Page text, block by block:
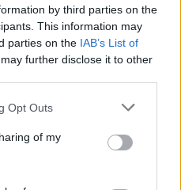
by third parties on the
This information may
parties on the IAB’s List of
further disclose it to other
uses one or more Google
behaviour. You may click to
and its third-party tags to
purposes in below Google
Opt Outs
of my